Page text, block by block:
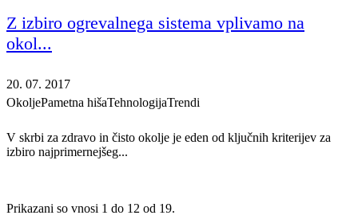
Z izbiro ogrevalnega sistema vplivamo na
okol...
20. 07. 2017
OkoljePametna hišaTehnologijaTrendi
V skrbi za zdravo in čisto okolje je eden od ključnih kriterijev za
izbiro najprimernejšeg...
Prikazani so vnosi 1 do 12 od 19.